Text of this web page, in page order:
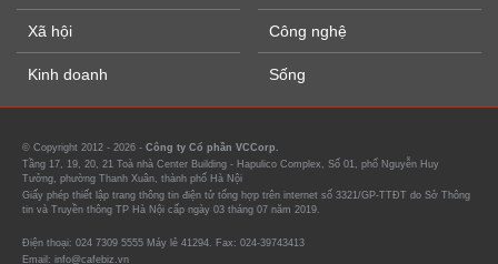
Xã hội
Kinh doanh
Công nghệ
Sống
© Copyright 2012 - 2026 - Công ty Cổ phần VCCorp.
Tầng 17, 19, 20, 21 Toà nhà Center Building - Hapulico Complex, Số 01, phố Nguyễn Huy
Tưởng, phường Thanh Xuân, thành phố Hà Nội
Giấy phép thiết lập trang thông tin điện tử tổng hợp trên internet số 3321/GP-TTĐT do Sở Thông
tin và Truyền thông TP Hà Nội cấp ngày 03 tháng 07 năm 2019.
Điện thoại: 024 7309 5555 Máy lẻ 41294. Fax: 024-39743413
Email: info@cafebiz.vn